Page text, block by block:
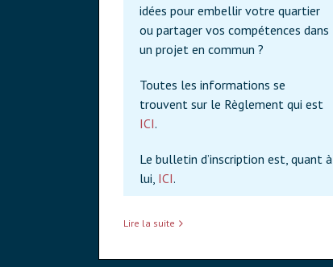
idées pour embellir votre quartier
ou partager vos compétences dans
un projet en commun ?
Toutes les informations se
trouvent sur le Règlement qui est
ICI.
Le bulletin d’inscription est, quant à
lui, ICI.
Lire la suite